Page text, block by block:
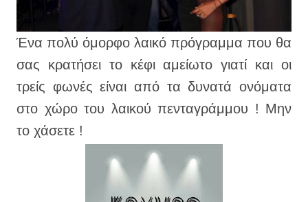
Ένα πολύ όμορφο λαικό πρόγραμμα που θα
σας κρατήσει το κέφι αμείωτο γιατί και οι
τρείς φωνές είναι από τα δυνατά ονόματα
στο χώρο του λαικού πενταγράμμου ! Μην
το χάσετε !